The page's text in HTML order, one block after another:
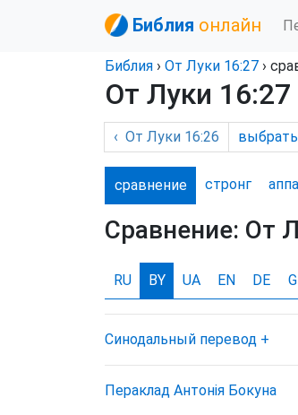
Библия онлайн
Библия › От Луки 16:27 ›
От Луки 16:27
‹ От Луки 16:26 выбрать
сравнение стронг
Сравнение: От
RU BY UA EN DE
Синодальный перевод +
Пераклад Антонія Бокуна